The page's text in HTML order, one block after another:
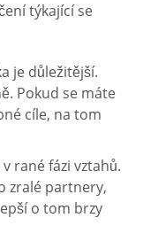
týkající se
je důležitější.
Pokud se máte
cíle, na tom
rané fázi vztahů.
zralé partnery,
o tom brzy